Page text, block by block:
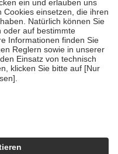
18. Lebensjahr
die von der
um echte Bewertungen
4419944605341